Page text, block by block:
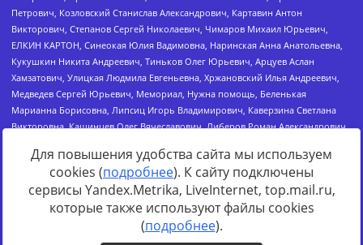
Источник:https://minjust.gov.ru/uploaded/files/reestr-
inostrannyih-agentov-22-03-2024.pdfданные на22.03.2024
Для повышения удобства сайта мы используем
cookies (подробнее). К сайту подключены
сервисы Yandex.Metrika, LiveInternet, top.mail.ru,
которые также используют файлы cookies
(подробнее).